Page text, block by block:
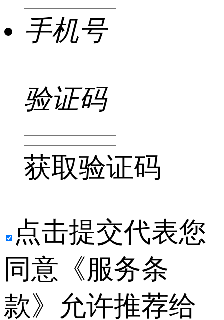
手机号
验证码
获取验证码
点击提交代表您
同意《服务条
款》允许推荐给